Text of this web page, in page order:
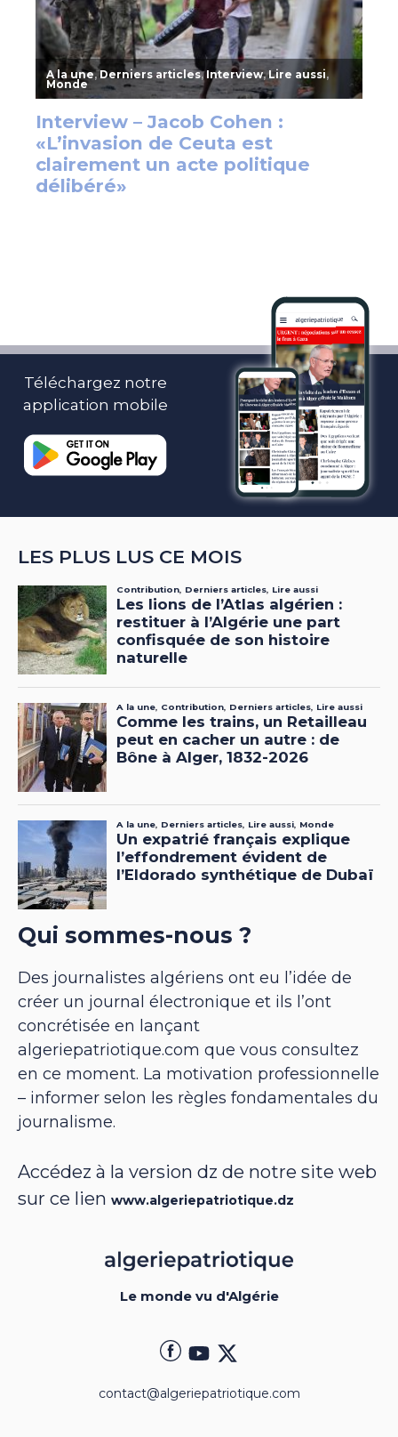
Téléchargez notre
application mobile
LES PLUS LUS CE MOIS
Qui sommes-nous ?
Des journalistes algériens ont eu l’idée de
créer un journal électronique et ils l’ont
concrétisée en lançant
algeriepatriotique.com que vous consultez
en ce moment. La motivation professionnelle
– informer selon les règles fondamentales du
journalisme.
Accédez à la version dz de notre site web
sur ce lien www.algeriepatriotique.dz
Le monde vu d'Algérie
contact@algeriepatriotique.com